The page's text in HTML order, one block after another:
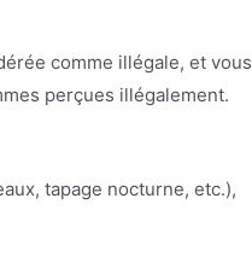
comme illégale, et vous
perçues illégalement.
tapage nocturne, etc.),